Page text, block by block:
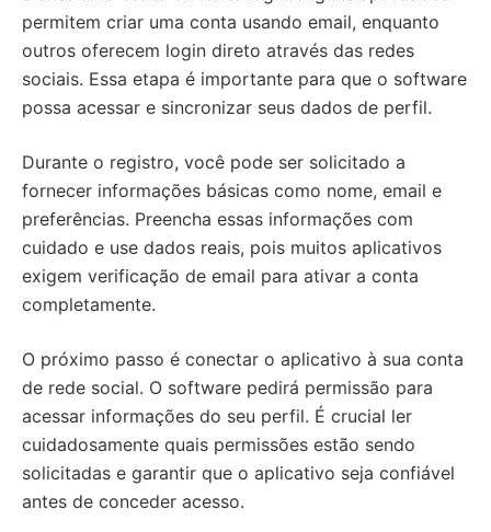
permitem criar uma conta usando email, enquanto
outros oferecem login direto através das redes
sociais. Essa etapa é importante para que o software
possa acessar e sincronizar seus dados de perfil.
Durante o registro, você pode ser solicitado a
fornecer informações básicas como nome, email e
preferências. Preencha essas informações com
cuidado e use dados reais, pois muitos aplicativos
exigem verificação de email para ativar a conta
completamente.
O próximo passo é conectar o aplicativo à sua conta
de rede social. O software pedirá permissão para
acessar informações do seu perfil. É crucial ler
cuidadosamente quais permissões estão sendo
solicitadas e garantir que o aplicativo seja confiável
antes de conceder acesso.